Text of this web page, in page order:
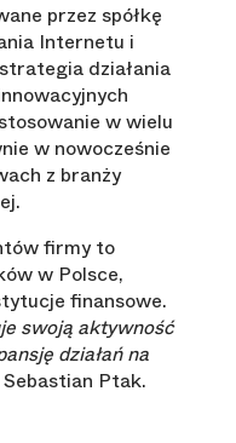
przez spółkę
Internetu i
działania
w wielu
w nowocześnie
z branży
firmy to
w Polsce,
finansowe.
swoją aktywność
działań na
Ptak.